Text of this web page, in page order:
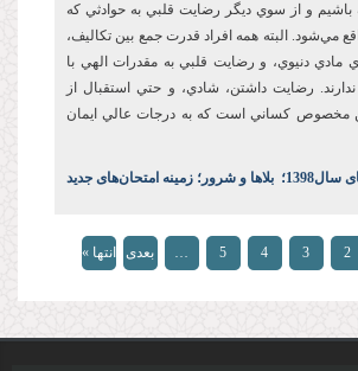
باشيم و از سوي ديگر رضايت قلبي به حوادثي که
مي‌شود. البته همه افراد قدرت جمع بين تکاليف،
مادي دنيوي، و رضايت قلبي به مقدرات الهي با
رضايت‌ داشتن، شادي، و حتي استقبال از
مخصوص کساني است که به درجات عالي ايمان
سال1398 ؛ بلاها و شرور؛ زمینه امتحان‌های جدید
2
3
4
5
… بعدی انتها »